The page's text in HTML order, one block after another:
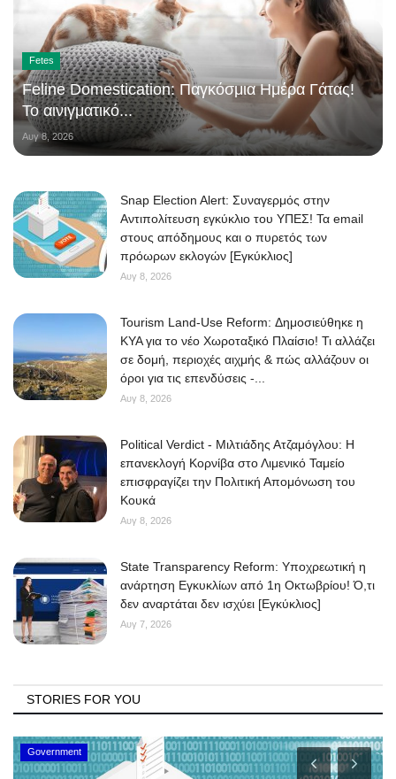
Fetes
Feline Domestication: Παγκόσμια Ημέρα Γάτας!
Το αινιγματικό...
Αυγ 8, 2026
Snap Election Alert: Συναγερμός στην
Αντιπολίτευση εγκύκλιο του ΥΠΕΣ! Τα email
στους απόδημους και ο πυρετός των
πρόωρων εκλογών [Εγκύκλιος]
Αυγ 8, 2026
Tourism Land-Use Reform: Δημοσιεύθηκε η
ΚΥΑ για το νέο Χωροταξικό Πλαίσιο! Τι αλλάζει
σε δομή, περιοχές αιχμής & πώς αλλάζουν οι
όροι για τις επενδύσεις -...
Αυγ 8, 2026
Political Verdict - Μιλτιάδης Ατζαμόγλου: Η
επανεκλογή Κορνίβα στο Λιμενικό Ταμείο
επισφραγίζει την Πολιτική Απομόνωση του
Κουκά
Αυγ 8, 2026
State Transparency Reform: Υποχρεωτική η
ανάρτηση Εγκυκλίων από 1η Οκτωβρίου! Ό,τι
δεν αναρτάται δεν ισχύει [Εγκύκλιος]
Αυγ 7, 2026
STORIES FOR YOU
Government